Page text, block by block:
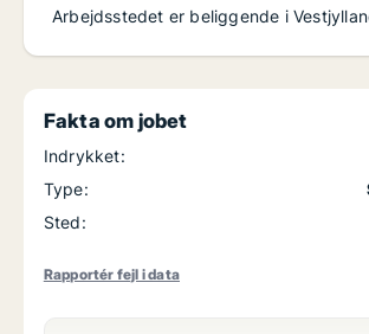
Arbejdsstedet er beliggende i
Fakta om jobet
Indrykket:
Type:
Sted:
Rapportér fejl i data